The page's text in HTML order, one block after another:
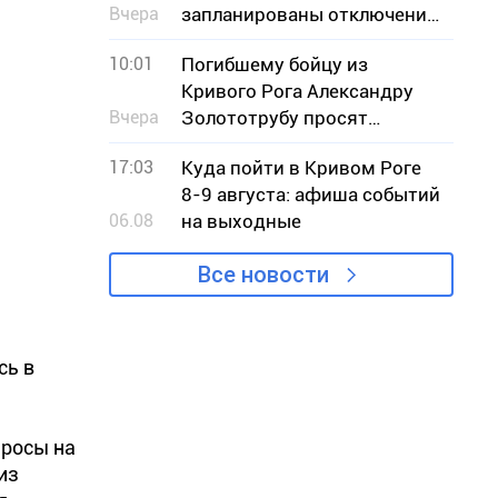
в
на
Вчера
запланированы отключения
света – адреса
10:01
Вчера
Погибшему бойцу из
Кривого Рога Александру
Золототрубу просят
присвоить звание Героя
Украины
17:03
06.08
Куда пойти в Кривом Роге
8-9 августа: афиша событий
на выходные
Все новости